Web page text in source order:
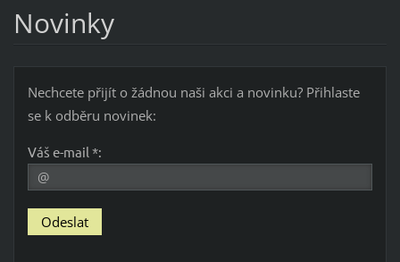
Novinky
Nechcete přijít o žádnou naši akci a novinku? Přihlaste
se k odběru novinek:
Váš e-mail *: